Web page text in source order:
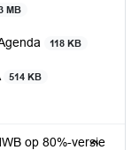
MB
118 KB
514 KB
op 80%-versie